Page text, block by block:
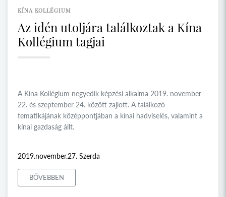
KÍNA KOLLÉGIUM
Az idén utoljára találkoztak a Kína
Kollégium tagjai
A Kína Kollégium negyedik képzési alkalma 2019. november
22. és szeptember 24. között zajlott. A találkozó
tematikájának középpontjában a kínai hadviselés, valamint a
kínai gazdaság állt.
2019.november.27. Szerda
BŐVEBBEN